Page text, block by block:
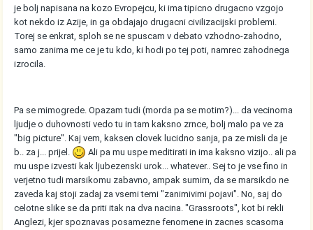
je bolj napisana na kozo Evropejcu, ki ima tipicno drugacno vzgojo
kot nekdo iz Azije, in ga obdajajo drugacni civilizacijski problemi.
Torej se enkrat, sploh se ne spuscam v debato vzhodno-zahodno,
samo zanima me ce je tu kdo, ki hodi po tej poti, namrec zahodnega
izrocila.
Pa se mimogrede. Opazam tudi (morda pa se motim?)... da vecinoma
ljudje o duhovnosti vedo tu in tam kaksno zrnce, bolj malo pa ve za
"big picture". Kaj vem, kaksen clovek lucidno sanja, pa ze misli da je
b.. za j... prijel.
Ali pa mu uspe meditirati in ima kaksno vizijo.. ali pa
mu uspe izvesti kak ljubezenski urok... whatever.. Sej to je vse fino in
verjetno tudi marsikomu zabavno, ampak sumim, da se marsikdo ne
zaveda kaj stoji zadaj za vsemi temi "zanimivimi pojavi". No, saj do
celotne slike se da priti itak na dva nacina. "Grassroots", kot bi rekli
Anglezi, kjer spoznavas posamezne fenomene in zacnes scasoma